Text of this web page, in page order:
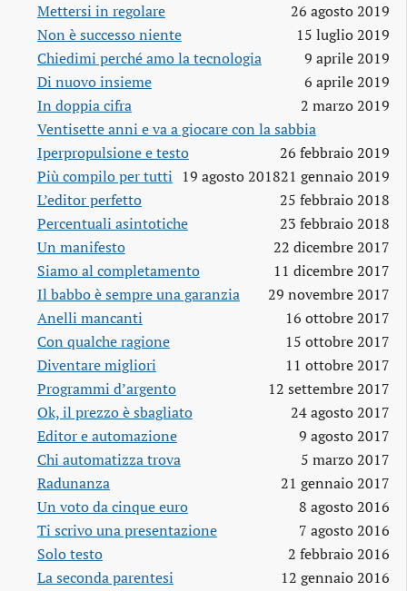
Mettersi in regolare
26 agosto 2019
Non è successo niente
15 luglio 2019
Chiedimi perché amo la tecnologia
9 aprile 2019
Di nuovo insieme
6 aprile 2019
In doppia cifra
2 marzo 2019
Ventisette anni e va a giocare con la sabbia
26 febbraio 2019
Iperpropulsione e testo
21 gennaio 2019
Più compilo per tutti
19 agosto 2018
L’editor perfetto
25 febbraio 2018
Percentuali asintotiche
23 febbraio 2018
Un manifesto
22 dicembre 2017
Siamo al completamento
11 dicembre 2017
Il babbo è sempre una garanzia
29 novembre 2017
Anelli mancanti
16 ottobre 2017
Con qualche ragione
15 ottobre 2017
Diventare migliori
11 ottobre 2017
Programmi d’argento
12 settembre 2017
Ok, il prezzo è sbagliato
24 agosto 2017
Editor e automazione
9 agosto 2017
Chi automatizza trova
5 marzo 2017
Radunanza
21 gennaio 2017
Un voto da cinque euro
8 agosto 2016
Ti scrivo una presentazione
7 agosto 2016
Solo testo
2 febbraio 2016
La seconda parentesi
12 gennaio 2016